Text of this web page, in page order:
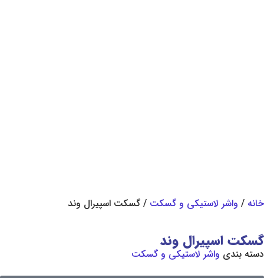
و گسکت/ گسکت اسپیرال وند
وند
لاستیکی و گسکت